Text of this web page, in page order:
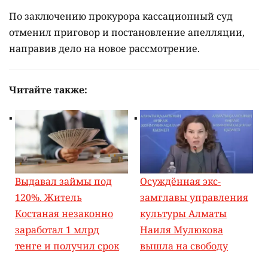
По заключению прокурора кассационный суд
отменил приговор и постановление апелляции,
направив дело на новое рассмотрение.
Читайте также:
Выдавал займы под
120%. Житель
Костаная незаконно
заработал 1 млрд
тенге и получил срок
Осуждённая экс-
замглавы управления
культуры Алматы
Наиля Мулюкова
вышла на свободу